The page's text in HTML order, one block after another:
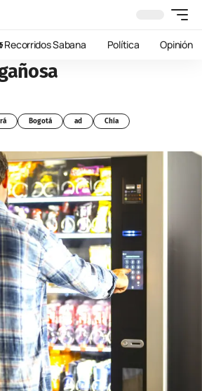
Recorridos Sabana Política Opinión
Bogotá ad Chía